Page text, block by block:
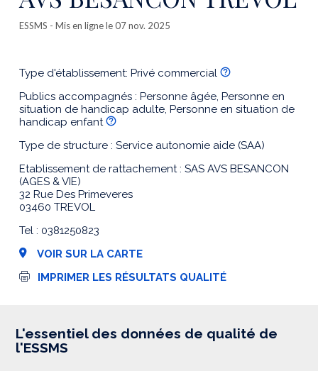
ESSMS - Mis en ligne le 07 nov. 2025
Type d'établissement: Privé commercial
Publics accompagnés : Personne âgée, Personne en
situation de handicap adulte, Personne en situation de
handicap enfant
Type de structure : Service autonomie aide (SAA)
Etablissement de rattachement : SAS AVS BESANCON
(AGES & VIE)
32 Rue Des Primeveres
03460 TREVOL
Tel : 0381250823
VOIR SUR LA CARTE
I
s
i
IMPRIMER LES RÉSULTATS QUALITÉ
L'essentiel des données de qualité de
l'ESSMS